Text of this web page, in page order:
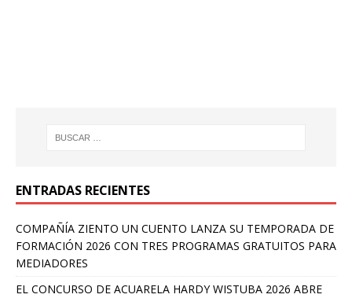
ENTRADAS RECIENTES
COMPAÑÍA ZIENTO UN CUENTO LANZA SU TEMPORADA DE
FORMACIÓN 2026 CON TRES PROGRAMAS GRATUITOS PARA
MEDIADORES
EL CONCURSO DE ACUARELA HARDY WISTUBA 2026 ABRE